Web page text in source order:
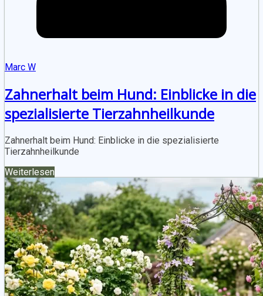
Marc W
Zahnerhalt beim Hund: Einblicke in die
spezialisierte Tierzahnheilkunde
Zahnerhalt beim Hund: Einblicke in die spezialisierte
Tierzahnheilkunde
Weiterlesen